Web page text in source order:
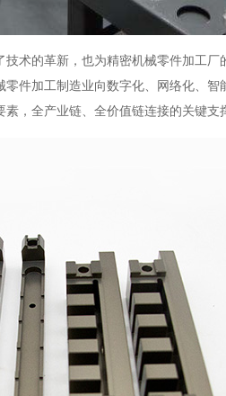
技术的革新，也为精密机械零件加工
件加工制造业向数字化、网络化、
，全产业链、全价值链连接的关键支